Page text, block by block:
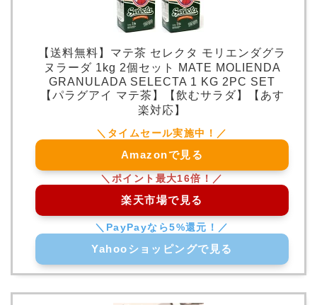
【送料無料】マテ茶 セレクタ モリエンダグラ
ヌラーダ 1kg 2個セット MATE MOLIENDA
GRANULADA SELECTA 1 KG 2PC SET
【パラグアイ マテ茶】【飲むサラダ】【あす
楽対応】
Amazonで見る
楽天市場で見る
Yahooショッピングで見る